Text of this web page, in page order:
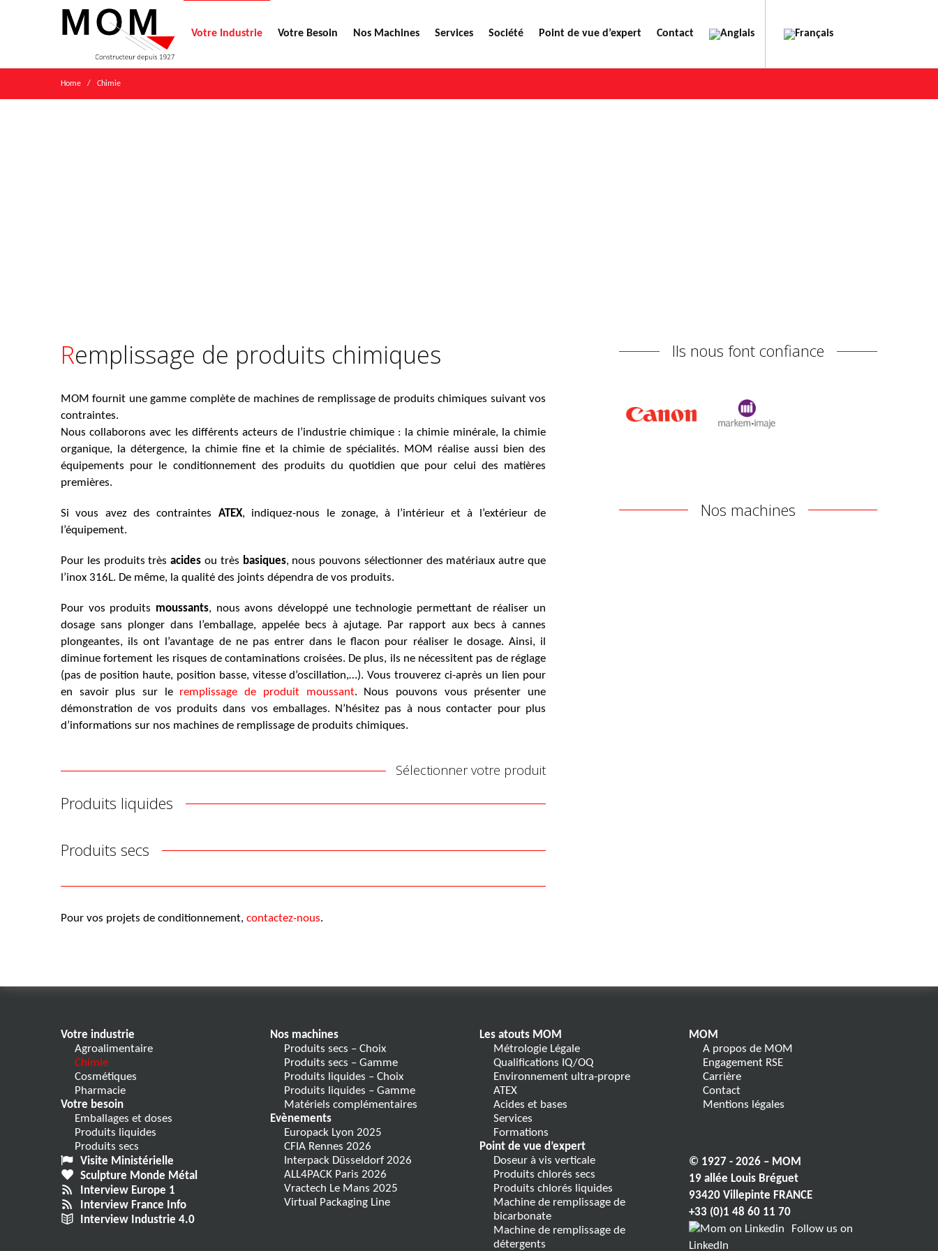
Votre Industrie Votre Besoin Nos Machines Services Société Point de vue d’expert Contact
Home / Chimie
Remplissage de produits chimiques
MOM fournit une gamme complète de machines de remplissage de produits chimiques suivant vos
contraintes.
Nous collaborons avec les différents acteurs de l’industrie chimique : la chimie minérale, la chimie
organique, la détergence, la chimie fine et la chimie de spécialités. MOM réalise aussi bien des
équipements pour le conditionnement des produits du quotidien que pour celui des matières
premières.
Si vous avez des contraintes ATEX, indiquez-nous le zonage, à l’intérieur et à l’extérieur de
l’équipement.
Pour les produits trèsacides ou très basiques, nous pouvons sélectionner des matériaux autre que
l’inox 316L. De même, la qualité des joints dépendra de vos produits.
Pour vos produits moussants, nous avons développé une technologie permettant de réaliser un
dosage sans plonger dans l’emballage, appelée becs à ajutage. Par rapport aux becs à cannes
plongeantes, ils ont l’avantage de ne pas entrer dans le flacon pour réaliser le dosage. Ainsi, il
diminue fortement les risques de contaminations croisées. De plus, ils ne nécessitent pas de réglage
(pas de position haute, position basse, vitesse d’oscillation,…). Vous trouverez ci-après un lien pour
en savoir plus sur le remplissage de produit moussant. Nous pouvons vous présenter une
démonstration de vos produits dans vos emballages. N’hésitez pas à nous contacter pour plus
d’informations sur nos machines de remplissage de produits chimiques.
Sélectionner votre produit
Produits liquides
Produits secs
Pour vos projets de conditionnement, contactez-nous.
Ils nous font confiance
Nos machines
Votre industrie
Agroalimentaire
Chimie
Cosmétiques
Pharmacie
Votre besoin
Emballages et doses
Produits liquides
Produits secs
Visite Ministérielle
Sculpture Monde Métal
Interview Europe 1
Interview France Info
Interview Industrie 4.0
Nos machines
Produits secs – Choix
Produits secs – Gamme
Produits liquides – Choix
Produits liquides – Gamme
Matériels complémentaires
Evènements
Europack Lyon 2025
CFIA Rennes 2026
Interpack Düsseldorf 2026
ALL4PACK Paris 2026
Vractech Le Mans 2025
Virtual Packaging Line
Les atouts MOM
Métrologie Légale
Qualifications IQ/OQ
Environnement ultra-propre
ATEX
Acides et bases
Services
Formations
Point de vue d’expert
Doseur à vis verticale
Produits chlorés secs
Produits chlorés liquides
Machine de remplissage de
bicarbonate
Machine de remplissage de
détergents
MOM
A propos de MOM
Engagement RSE
Carrière
Contact
Mentions légales
© 1927 - 2026 – MOM
19 allée Louis Bréguet
93420 Villepinte FRANCE
+33 (0)1 48 60 11 70
Follow us on
LinkedIn